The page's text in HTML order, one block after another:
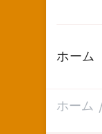
ホーム
ホーム /